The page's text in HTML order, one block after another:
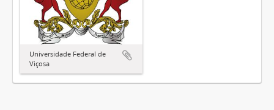
Universidade Federal de
Viçosa